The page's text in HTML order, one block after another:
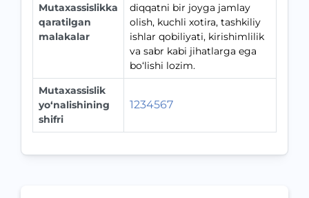
Mutaxassislikka
qaratilgan
malakalar
diqqatni bir joyga jamlay
olish, kuchli xotira, tashkiliy
ishlar qobiliyati, kirishimlilik
va sabr kabi jihatlarga ega
bo‘lishi lozim.
Mutaxassislik
yo‘nalishining
shifri
1234567